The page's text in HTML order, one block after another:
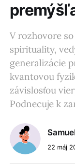
V rozhovore
spirituality,
generalizácie
kvantovou
závislosťou
Podnecuje k
22 máj